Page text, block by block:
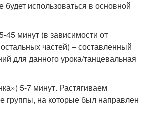
будет использоваться в основной
45 минут (в зависимости от
частей) – составленный
для данного урока/танцевальная
5-7 минут. Растягиваем
на которые был направлен